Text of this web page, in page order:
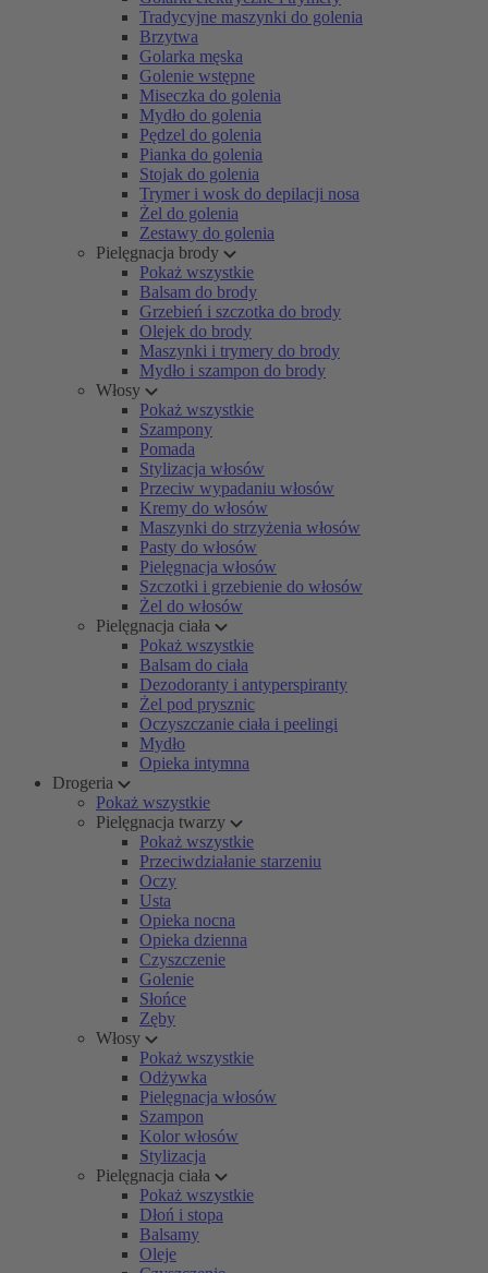
Tradycyjne maszynki do golenia
Brzytwa
Golarka męska
Golenie wstępne
Miseczka do golenia
Mydło do golenia
Pędzel do golenia
Pianka do golenia
Stojak do golenia
Trymer i wosk do depilacji nosa
Żel do golenia
Zestawy do golenia
Pielęgnacja brody
Pokaż wszystkie
Balsam do brody
Grzebień i szczotka do brody
Olejek do brody
Maszynki i trymery do brody
Mydło i szampon do brody
Włosy
Pokaż wszystkie
Szampony
Pomada
Stylizacja włosów
Przeciw wypadaniu włosów
Kremy do włosów
Maszynki do strzyżenia włosów
Pasty do włosów
Pielęgnacja włosów
Szczotki i grzebienie do włosów
Żel do włosów
Pielęgnacja ciała
Pokaż wszystkie
Balsam do ciała
Dezodoranty i antyperspiranty
Żel pod prysznic
Oczyszczanie ciała i peelingi
Mydło
Opieka intymna
Drogeria
Pokaż wszystkie
Pielęgnacja twarzy
Pokaż wszystkie
Przeciwdziałanie starzeniu
Oczy
Usta
Opieka nocna
Opieka dzienna
Czyszczenie
Golenie
Słońce
Zęby
Włosy
Pokaż wszystkie
Odżywka
Pielęgnacja włosów
Szampon
Kolor włosów
Stylizacja
Pielęgnacja ciała
Pokaż wszystkie
Dłoń i stopa
Balsamy
Oleje